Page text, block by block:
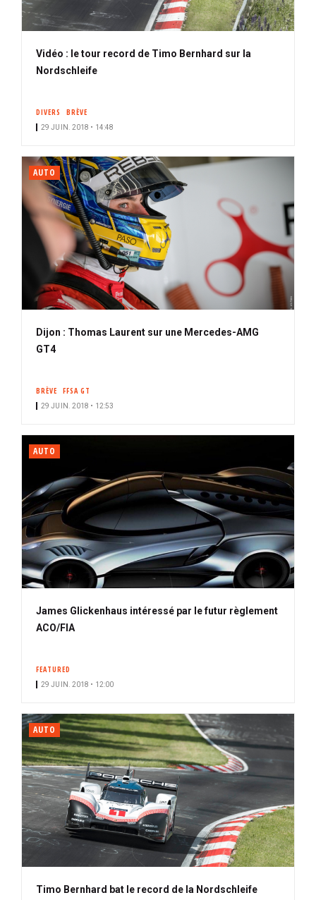
Vidéo : le tour record de Timo Bernhard sur la
Nordschleife
DIVERS BRÈVE
29 JUIN. 2018 • 14:48
AUTO
Dijon : Thomas Laurent sur une Mercedes-AMG
GT4
BRÈVE FFSA GT
29 JUIN. 2018 • 12:53
AUTO
James Glickenhaus intéressé par le futur règlement
ACO/FIA
FEATURED
29 JUIN. 2018 • 12:00
AUTO
Timo Bernhard bat le record de la Nordschleife